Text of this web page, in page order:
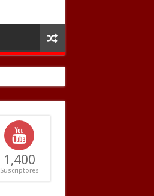
1,400
Suscriptores